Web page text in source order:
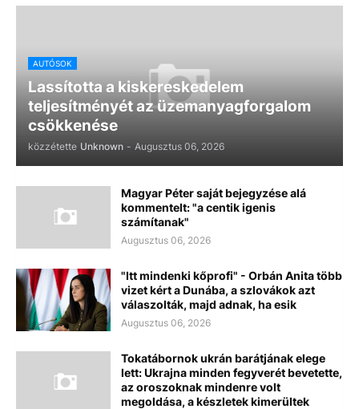
AUTÓSOK
Lassította a kiskereskedelem
teljesítményét az üzemanyagforgalom
csökkenése
közzétette Unknown - Augusztus 06, 2026
Magyar Péter saját bejegyzése alá
kommentelt: "a centik igenis
számítanak"
Augusztus 06, 2026
"Itt mindenki kőprofi" - Orbán Anita több
vizet kért a Dunába, a szlovákok azt
válaszolták, majd adnak, ha esik
Augusztus 06, 2026
Tokatábornok ukrán barátjának elege
lett: Ukrajna minden fegyverét bevetette,
az oroszoknak mindenre volt
megoldása, a készletek kimerültek